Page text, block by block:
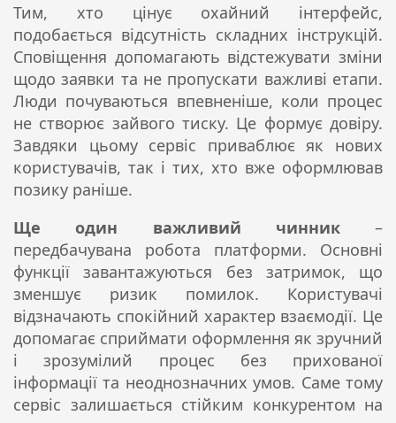
Тим, хто цінує охайний інтерфейс,
подобається відсутність складних інструкцій.
Сповіщення допомагають відстежувати зміни
щодо заявки та не пропускати важливі етапи.
Люди почуваються впевненіше, коли процес
не створює зайвого тиску. Це формує довіру.
Завдяки цьому сервіс приваблює як нових
користувачів, так і тих, хто вже оформлював
позику раніше.
Ще один важливий чинник–
передбачувана робота платформи. Основні
функції завантажуються без затримок, що
зменшує ризик помилок. Користувачі
відзначають спокійний характер взаємодії. Це
допомагає сприймати оформлення як зручний
і зрозумілий процес без прихованої
інформації та неоднозначних умов. Саме тому
сервіс залишається стійким конкурентом на